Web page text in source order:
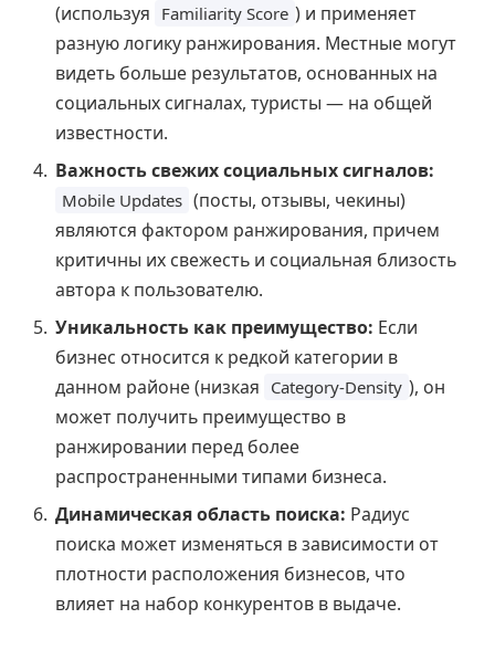
(используя Familiarity Score ) и применяет
разную логику ранжирования. Местные могут
видеть больше результатов, основанных на
социальных сигналах, туристы — на общей
известности.
Важность свежих социальных сигналов:
Mobile Updates (посты, отзывы, чекины)
являются фактором ранжирования, причем
критичны их свежесть и социальная близость
автора к пользователю.
Уникальность как преимущество: Если
бизнес относится к редкой категории в
данном районе (низкая Category-Density ), он
может получить преимущество в
ранжировании перед более
распространенными типами бизнеса.
Динамическая область поиска: Радиус
поиска может изменяться в зависимости от
плотности расположения бизнесов, что
влияет на набор конкурентов в выдаче.